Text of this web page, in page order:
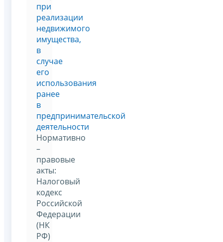
при
реализации
недвижимого
имущества,
в
случае
его
использования
ранее
в
предпринимательской
деятельности
Нормативно
–
правовые
акты:
Налоговый
кодекс
Российской
Федерации
(НК
РФ)